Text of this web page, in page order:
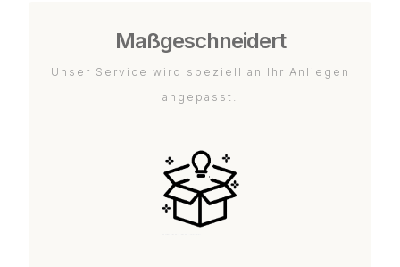
Maßgeschneidert
Unser Service wird speziell an Ihr Anliegen
angepasst.